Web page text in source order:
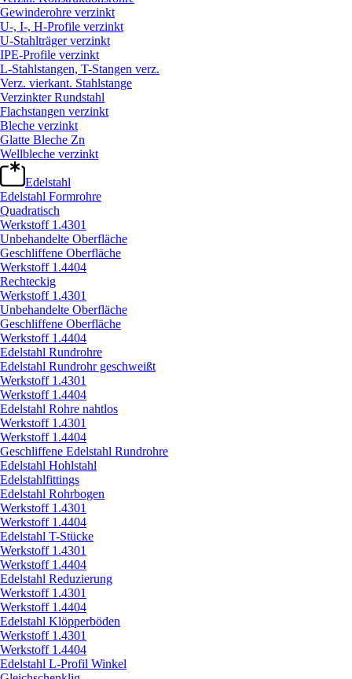
Gewinderohre verzinkt
U-, I-, H-Profile verzinkt
U-Stahlträger verzinkt
IPE-Profile verzinkt
L-Stahlstangen, T-Stangen verz.
Verz. vierkant. Stahlstange
Verzinkter Rundstahl
Flachstangen verzinkt
Bleche verzinkt
Glatte Bleche Zn
Wellbleche verzinkt
Edelstahl
Edelstahl Formrohre
Quadratisch
Werkstoff 1.4301
Unbehandelte Oberfläche
Geschliffene Oberfläche
Werkstoff 1.4404
Rechteckig
Werkstoff 1.4301
Unbehandelte Oberfläche
Geschliffene Oberfläche
Werkstoff 1.4404
Edelstahl Rundrohre
Edelstahl Rundrohr geschweißt
Werkstoff 1.4301
Werkstoff 1.4404
Edelstahl Rohre nahtlos
Werkstoff 1.4301
Werkstoff 1.4404
Geschliffene Edelstahl Rundrohre
Edelstahl Hohlstahl
Edelstahlfittings
Edelstahl Rohrbogen
Werkstoff 1.4301
Werkstoff 1.4404
Edelstahl T-Stücke
Werkstoff 1.4301
Werkstoff 1.4404
Edelstahl Reduzierung
Werkstoff 1.4301
Werkstoff 1.4404
Edelstahl Klöpperböden
Werkstoff 1.4301
Werkstoff 1.4404
Edelstahl L-Profil Winkel